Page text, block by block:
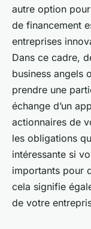
autre option
de financement
entreprises
Dans ce cadre,
business angels
prendre une
échange d’un
actionnaires de
les obligations
intéressante si
importants pour
cela signifie
de votre